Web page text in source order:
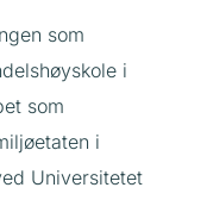
som
i
som
i
Universitetet